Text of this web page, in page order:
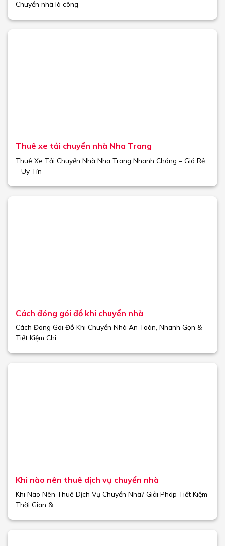
Chuyển nhà là công
Thuê xe tải chuyển nhà Nha Trang
Thuê Xe Tải Chuyển Nhà Nha Trang Nhanh Chóng – Giá Rẻ
– Uy Tín
Cách đóng gói đồ khi chuyển nhà
Cách Đóng Gói Đồ Khi Chuyển Nhà An Toàn, Nhanh Gọn &
Tiết Kiệm Chi
Khi nào nên thuê dịch vụ chuyển nhà
Khi Nào Nên Thuê Dịch Vụ Chuyển Nhà? Giải Pháp Tiết Kiệm
Thời Gian &